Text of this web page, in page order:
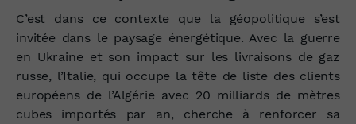
C’est dans ce contexte que la géopolitique s’est
invitée dans le paysage énergétique. Avec la guerre
en Ukraine et son impact sur les livraisons de gaz
russe, l’Italie, qui occupe la tête de liste des clients
européens de l’Algérie avec 20 milliards de mètres
cubes importés par an, cherche à renforcer sa